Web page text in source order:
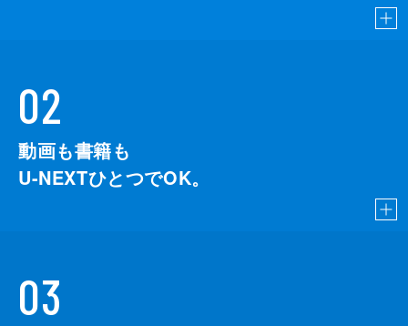
02
動画も書籍も
U-NEXTひとつでOK。
03